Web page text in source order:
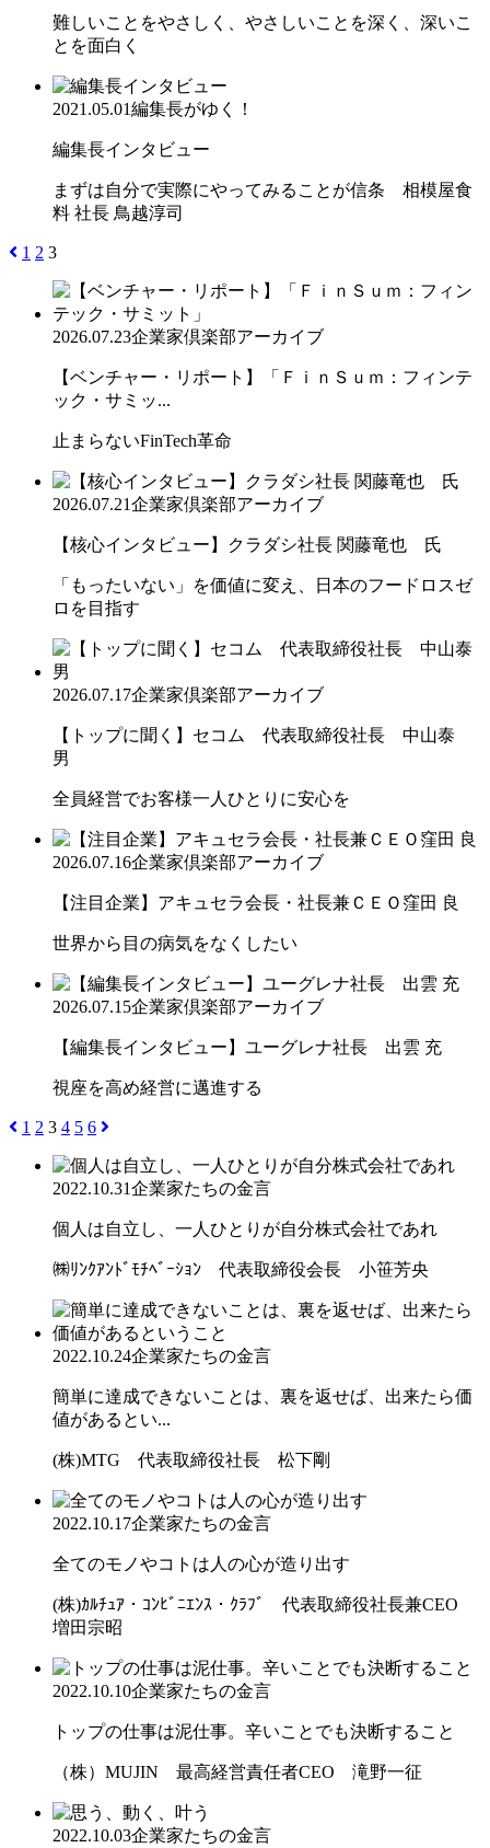
難しいことをやさしく、やさしいことを深く、深いこ
とを面白く
2021.05.01編集長がゆく！
編集長インタビュー
まずは自分で実際にやってみることが信条 相模屋食
料 社長 鳥越淳司
1 2 3
2026.07.23企業家倶楽部アーカイブ
【ベンチャー・リポート】「ＦｉｎＳｕｍ：フィンテ
ック・サミッ...
止まらないFinTech革命
2026.07.21企業家倶楽部アーカイブ
【核心インタビュー】クラダシ社長 関藤竜也 氏
「もったいない」を価値に変え、日本のフードロスゼ
ロを目指す
2026.07.17企業家倶楽部アーカイブ
【トップに聞く】セコム 代表取締役社長 中山泰
男
全員経営でお客様一人ひとりに安心を
2026.07.16企業家倶楽部アーカイブ
【注目企業】アキュセラ会長・社長兼ＣＥＯ窪田 良
世界から目の病気をなくしたい
2026.07.15企業家倶楽部アーカイブ
【編集長インタビュー】ユーグレナ社長 出雲 充
視座を高め経営に邁進する
1 2 3 4 5 6
2022.10.31企業家たちの金言
個人は自立し、一人ひとりが自分株式会社であれ
㈱ﾘﾝｸｱﾝﾄﾞﾓﾁﾍﾞｰｼｮﾝ 代表取締役会長 小笹芳央
2022.10.24企業家たちの金言
簡単に達成できないことは、裏を返せば、出来たら価
値があるとい...
(株)MTG 代表取締役社長 松下剛
2022.10.17企業家たちの金言
全てのモノやコトは人の心が造り出す
(株)ｶﾙﾁｭｱ・ｺﾝﾋﾞﾆｴﾝｽ・ｸﾗﾌﾞ 代表取締役社長兼CEO
増田宗昭
2022.10.10企業家たちの金言
トップの仕事は泥仕事。辛いことでも決断すること
（株）MUJIN 最高経営責任者CEO 滝野一征
2022.10.03企業家たちの金言